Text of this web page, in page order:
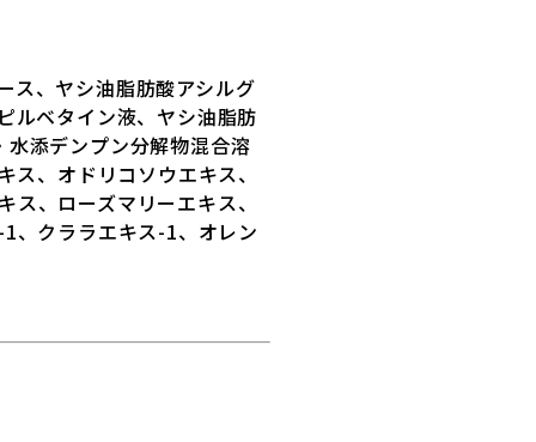
ス、ヤシ油脂肪酸アシルグ
ルベタイン液、ヤシ油脂肪
添デンプン分解物混合溶
、オドリコソウエキス、
、ローズマリーエキス、
、クララエキス-1、オレン